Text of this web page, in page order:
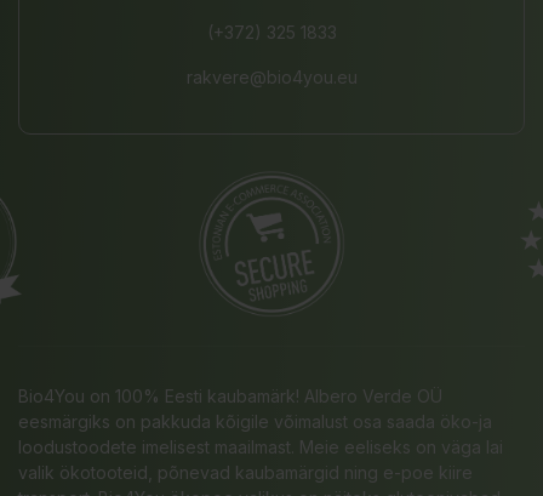
(+372) 325 1833
rakvere@bio4you.eu
Bio4You on 100% Eesti kaubamärk! Albero Verde OÜ
eesmärgiks on pakkuda kõigile võimalust osa saada öko-ja
loodustoodete imelisest maailmast. Meie eeliseks on väga lai
valik ökotooteid, põnevad kaubamärgid ning e-poe kiire